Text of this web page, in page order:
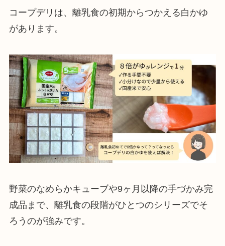
コープデリは、離乳食の初期からつかえる白かゆ
があります。
野菜のなめらかキューブや9ヶ月以降の手づかみ完
成品まで、離乳食の段階がひとつのシリーズでそ
ろうのが強みです。